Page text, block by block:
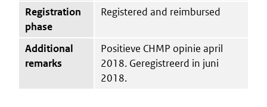
Registration
phase
Registered and reimbursed
Additional
remarks
Positieve CHMP opinie april
2018. Geregistreerd in juni
2018.